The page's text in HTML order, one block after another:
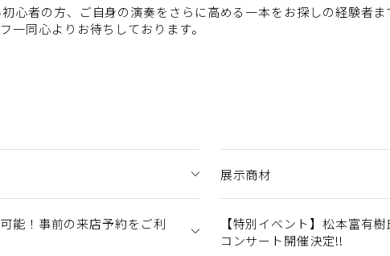
心者の方、ご自身の演奏をさらに高める一本をお探しの経験者
一同心よりお待ちしております。
展示商材
能！事前の来店予約をご利
【特別イベント】松本富有
コンサート開催決定!!